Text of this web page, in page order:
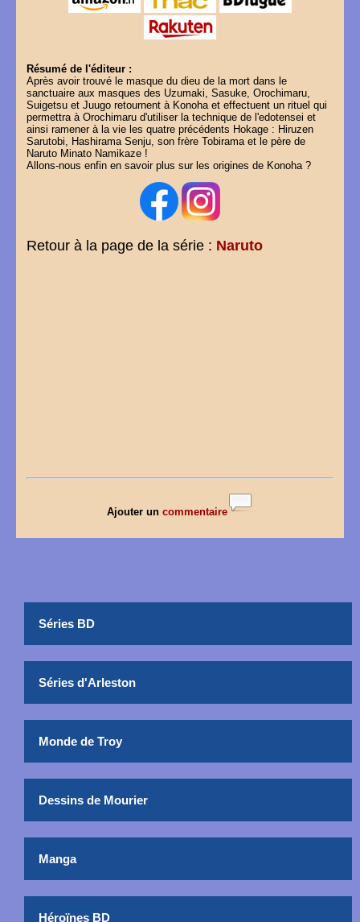
Résumé de l'éditeur :
Après avoir trouvé le masque du dieu de la mort dans le
sanctuaire aux masques des Uzumaki, Sasuke, Orochimaru,
Suigetsu et Juugo retournent à Konoha et effectuent un rituel qui
permettra à Orochimaru d'utiliser la technique de l'edotensei et
ainsi ramener à la vie les quatre précédents Hokage : Hiruzen
Sarutobi, Hashirama Senju, son frère Tobirama et le père de
Naruto Minato Namikaze !
Allons-nous enfin en savoir plus sur les origines de Konoha ?
Retour à la page de la série : Naruto
Ajouter un commentaire
Séries BD
Séries d'Arleston
Monde de Troy
Dessins de Mourier
Manga
Héroïnes BD